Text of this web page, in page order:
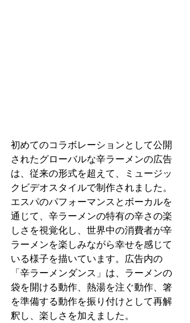
初めてのコラボレーションとして公開
されたグローバルな辛ラーメンの広告
は、従来の形式を超えて、ミュージッ
クビデオスタイルで制作されました。
エスパのパフォーマンスとボーカルを
通じて、辛ラーメンの特有の辛さの楽
しさを視覚化し、世界中の消費者が辛
ラーメンを楽しみながら幸せを感じて
いる様子を描いています。広告内の
「辛ラーメンダンス」は、ラーメンの
袋を開ける動作、熱湯を注ぐ動作、箸
を準備する動作を振り付けとして再解
釈し、楽しさを加えました。